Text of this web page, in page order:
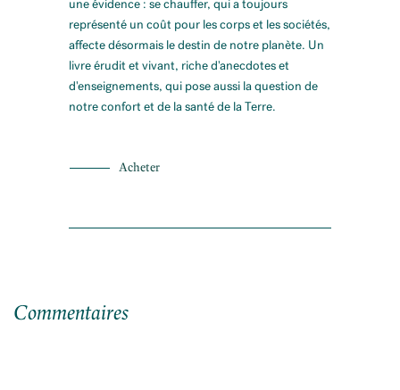
une évidence : se chauffer, qui a toujours
représenté un coût pour les corps et les sociétés,
affecte désormais le destin de notre planète. Un
livre érudit et vivant, riche d'anecdotes et
d'enseignements, qui pose aussi la question de
notre confort et de la santé de la Terre.
Acheter
Commentaires